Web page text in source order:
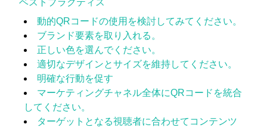
ベストプラクティス
動的QRコードの使用を検討してみてください。
ブランド要素を取り入れる。
正しい色を選んでください。
適切なデザインとサイズを維持してください。
明確な行動を促す
マーケティングチャネル全体にQRコードを統合
してください。
ターゲットとなる視聴者に合わせてコンテンツ